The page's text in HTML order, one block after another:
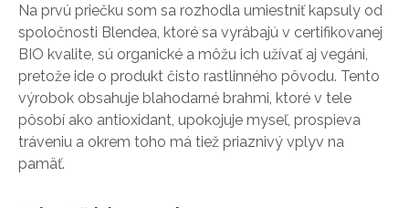
Na prvú priečku som sa rozhodla umiestniť kapsuly od
spoločnosti Blendea, ktoré sa vyrábajú v certifikovanej
BIO kvalite, sú organické a môžu ich užívať aj vegáni,
pretože ide o produkt čisto rastlinného pôvodu. Tento
výrobok obsahuje blahodarné brahmi, ktoré v tele
pôsobí ako antioxidant, upokojuje myseľ, prospieva
tráveniu a okrem toho má tiež priaznivý vplyv na
pamäť.